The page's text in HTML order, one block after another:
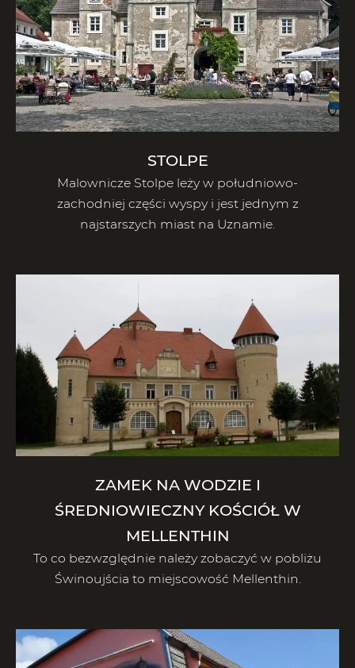
STOLPE
Malownicze Stolpe leży w południowo-
zachodniej części wyspy i jest jednym z
najstarszych miast na Uznamie.
ZAMEK NA WODZIE I
ŚREDNIOWIECZNY KOŚCIÓŁ W
MELLENTHIN
To co bezwzględnie należy zobaczyć w pobliżu
Świnoujścia to miejscowość Mellenthin.